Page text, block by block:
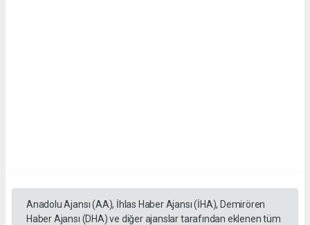
Anadolu Ajansı (AA), İhlas Haber Ajansı (İHA), Demirören
Haber Ajansı (DHA) ve diğer ajanslar tarafından eklenen tüm